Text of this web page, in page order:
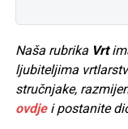
Naša rubrika Vrt
ljubiteljima
stručnjake,
ovdjei postanite